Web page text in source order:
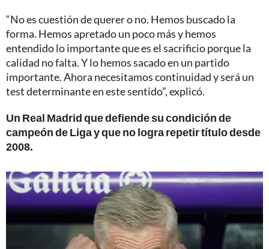
“No es cuestión de querer o no. Hemos buscado la
forma. Hemos apretado un poco más y hemos
entendido lo importante que es el sacrificio porque la
calidad no falta. Y lo hemos sacado en un partido
importante. Ahora necesitamos continuidad y será un
test determinante en este sentido”, explicó.
Un Real Madrid que defiende su condición de
campeón de Liga y que no logra repetir título desde
2008.